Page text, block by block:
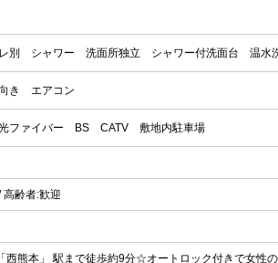
別 シャワー 洗面所独立 シャワー付洗面台 温水
き エアコン
ファイバー BS CATV 敷地内駐車場
高齢者:歓迎
西熊本」 駅まで徒歩約9分☆オートロック付きで女性